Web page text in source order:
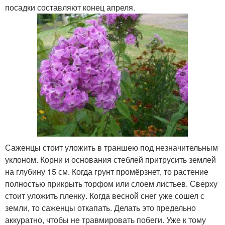
посадки составляют конец апреля.
Саженцы стоит уложить в траншею под незначительным
уклоном. Корни и основания стеблей притрусить землей
на глубину 15 см. Когда грунт промёрзнет, то растение
полностью прикрыть торфом или слоем листьев. Сверху
стоит уложить пленку. Когда весной снег уже сошел с
земли, то саженцы откапать. Делать это предельно
аккуратно, чтобы не травмировать побеги. Уже к тому